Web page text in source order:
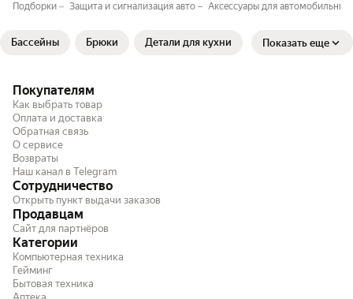
Подборки Защита и сигнализация авто Аксессуары для автомобильных
Бассейны Брюки Детали для кухни Показать еще
Покупателям
Как выбрать товар
Оплата и доставка
Обратная связь
О сервисе
Возвраты
Наш канал в Telegram
Сотрудничество
Открыть пункт выдачи заказов
Продавцам
Сайт для партнёров
Категории
Компьютерная техника
Гейминг
Бытовая техника
Аптека